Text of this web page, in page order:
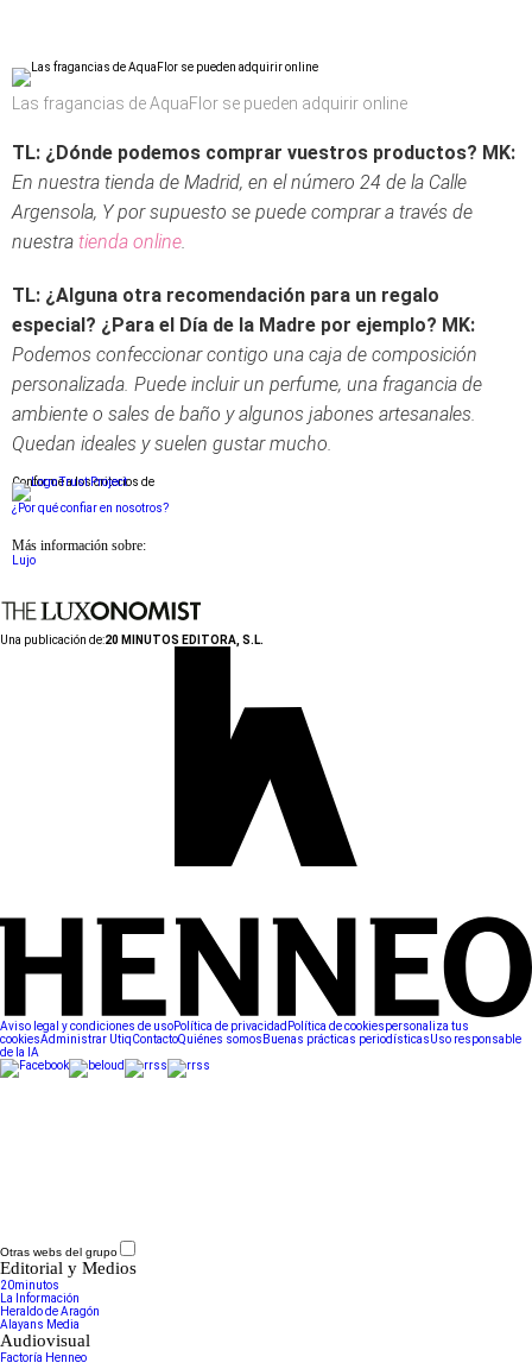
Las fragancias de AquaFlor se pueden adquirir online
TL: ¿Dónde podemos comprar vuestros productos? MK:
En nuestra tienda de Madrid, en el número 24 de la Calle
Argensola, Y por supuesto se puede comprar a través de
nuestra tienda online.
TL: ¿Alguna otra recomendación para un regalo
especial? ¿Para el Día de la Madre por ejemplo? MK:
Podemos confeccionar contigo una caja de composición
personalizada. Puede incluir un perfume, una fragancia de
ambiente o sales de baño y algunos jabones artesanales.
Quedan ideales y suelen gustar mucho.
Conforme a los criterios de
¿Por qué confiar en nosotros?
Más información sobre:
Lujo
Una publicación de:20 MINUTOS EDITORA, S.L.
Aviso legal y condiciones de usoPolítica de privacidad Política de cookiespersonaliza tus
cookiesAdministrar UtiqContactoQuiénes somos Buenas prácticas periodísticasUso responsable
de la IA
Otras webs del grupo
Editorial y Medios
20minutos
La Información
Heraldo de Aragón
Alayans Media
Audiovisual
Factoría Henneo